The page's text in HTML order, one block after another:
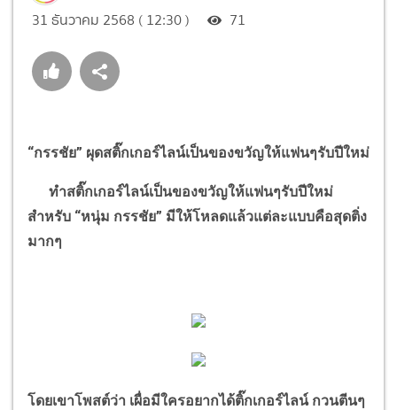
31 ธันวาคม 2568 ( 12:30 ) 71
“กรรชัย” ผุดสติ๊กเกอร์ไลน์เป็นของขวัญให้แฟนๆรับปีใหม่
ทำสติ๊กเกอร์ไลน์เป็นของขวัญให้แฟนๆรับปีใหม่
สำหรับ “หนุ่ม กรรชัย” มีให้โหลดแล้วแต่ละแบบคือสุดติ่ง
มากๆ
โดยเขาโพสต์ว่า เผื่อมีใครอยากได้ติ๊กเกอร์ไลน์ กวนตีนๆ